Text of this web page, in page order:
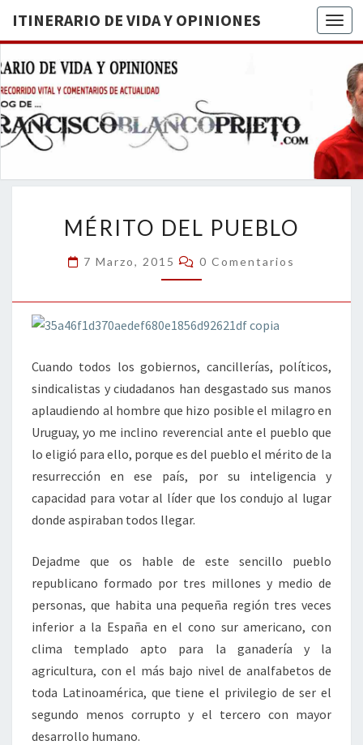
ITINERARIO DE VIDA Y OPINIONES
DE
BREVE
RECORRIDO
VITAL Y
ACTUALIDAD
DEL
PUEBLO
MÉRITO DEL PUEBLO
7 Marzo, 2015 Comentarios
0 Comentarios
Cuando todos los gobiernos, cancillerías, políticos,
sindicalistas y ciudadanos han desgastado sus manos
aplaudiendo al hombre que hizo posible el milagro en
Uruguay, yo me inclino reverencial ante el pueblo que
lo eligió para ello, porque es del pueblo el mérito de la
resurrección en ese país, por su inteligencia y
capacidad para votar al líder que los condujo al lugar
donde aspiraban todos llegar.
Dejadme que os hable de este sencillo pueblo
republicano formado por tres millones y medio de
personas, que habita una pequeña región tres veces
inferior a la España en el cono sur americano, con
clima templado apto para la ganadería y la
agricultura, con el más bajo nivel de analfabetos de
toda Latinoamérica, que tiene el privilegio de ser el
segundo menos corrupto y el tercero con mayor
desarrollo humano.